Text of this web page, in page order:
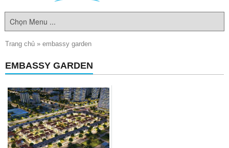
Trang chủ » embassy garden
EMBASSY GARDEN